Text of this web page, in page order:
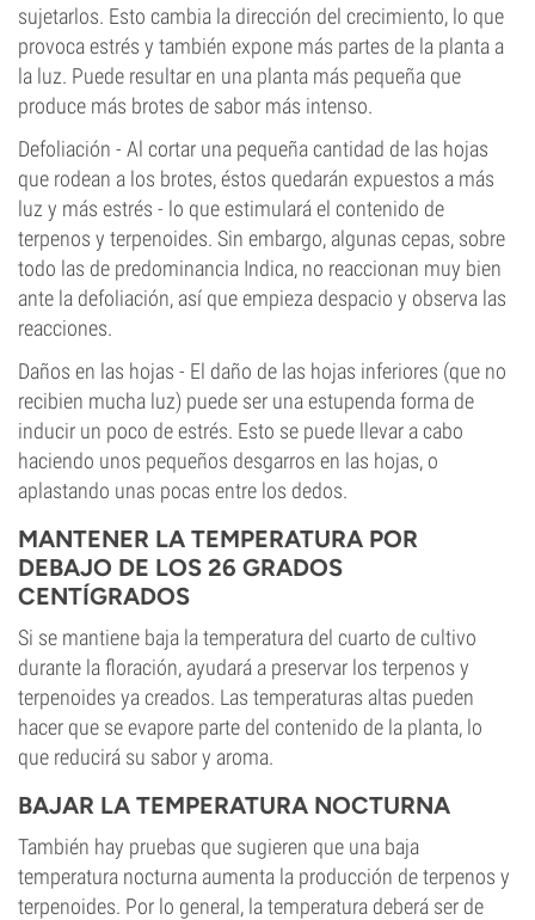
sujetarlos. Esto cambia la dirección del crecimiento, lo que
provoca estrés y también expone más partes de la planta a
la luz. Puede resultar en una planta más pequeña que
produce más brotes de sabor más intenso.
Defoliación - Al cortar una pequeña cantidad de las hojas
que rodean a los brotes, éstos quedarán expuestos a más
luz y más estrés - lo que estimulará el contenido de
terpenos y terpenoides. Sin embargo, algunas cepas, sobre
todo las de predominancia Indica, no reaccionan muy bien
ante la defoliación, así que empieza despacio y observa las
reacciones.
Daños en las hojas - El daño de las hojas inferiores (que no
recibien mucha luz) puede ser una estupenda forma de
inducir un poco de estrés. Esto se puede llevar a cabo
haciendo unos pequeños desgarros en las hojas, o
aplastando unas pocas entre los dedos.
MANTENER LA TEMPERATURA POR
DEBAJO DE LOS 26 GRADOS
CENTÍGRADOS
Si se mantiene baja la temperatura del cuarto de cultivo
durante la floración, ayudará a preservar los terpenos y
terpenoides ya creados. Las temperaturas altas pueden
hacer que se evapore parte del contenido de la planta, lo
que reducirá su sabor y aroma.
BAJAR LA TEMPERATURA NOCTURNA
También hay pruebas que sugieren que una baja
temperatura nocturna aumenta la producción de terpenos y
terpenoides. Por lo general, la temperatura deberá ser de